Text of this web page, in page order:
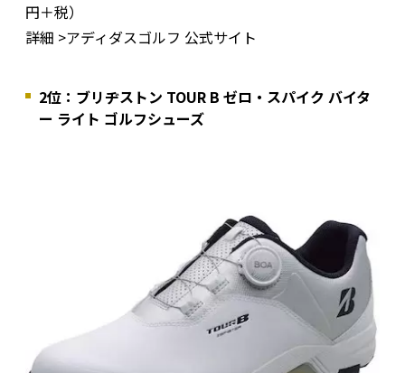
円＋税）
詳細 >アディダスゴルフ 公式サイト
2位：ブリヂストン TOUR B ゼロ・スパイク バイタ
ー ライト ゴルフシューズ